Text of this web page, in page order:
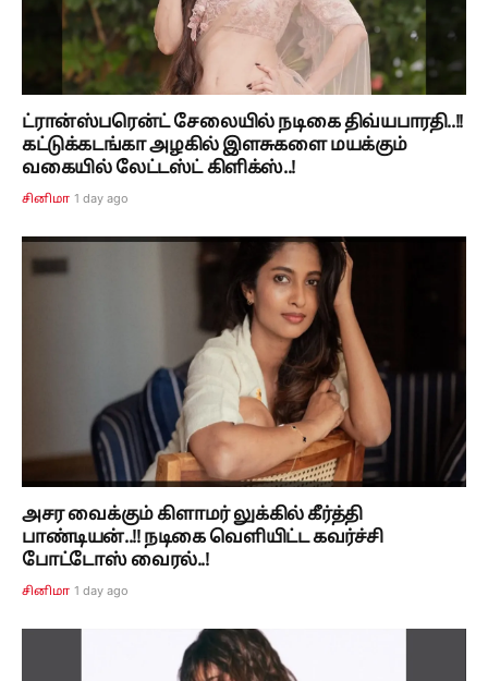
ட்ரான்ஸ்பரென்ட் சேலையில் நடிகை திவ்யபாரதி..!!
கட்டுக்கடங்கா அழகில் இளசுகளை மயக்கும்
வகையில் லேட்டஸ்ட் கிளிக்ஸ்..!
சினிமா 1 day ago
அசர வைக்கும் கிளாமர் லுக்கில் கீர்த்தி
பாண்டியன்..!! நடிகை வெளியிட்ட கவர்ச்சி
போட்டோஸ் வைரல்..!
சினிமா 1 day ago